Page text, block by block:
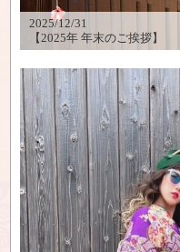
2025/12/31
【2025年 年末のご挨拶】